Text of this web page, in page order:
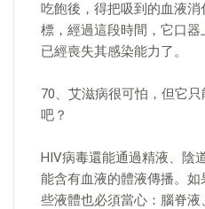
吃飽後，得把吸到的血液
標，經過這段時間，它口
已經喪失其感染能力了。
70、艾滋病很可怕，但它
吧？
HIV病毒還能通過精液、陰
能含有血液的體液傳播。
些液體也必須當心：腦脊液